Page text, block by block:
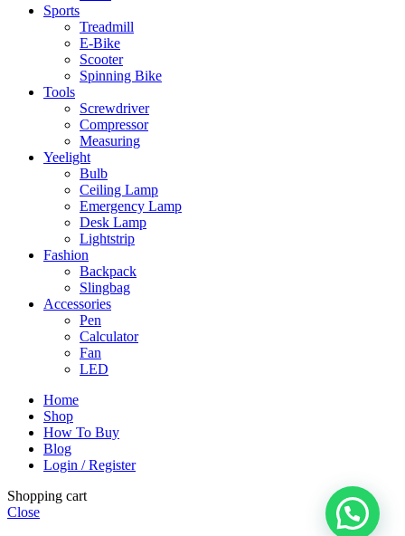
Sports
Treadmill
E-Bike
Scooter
Spinning Bike
Tools
Screwdriver
Compressor
Measuring
Yeelight
Bulb
Ceiling Lamp
Emergency Lamp
Desk Lamp
Lightstrip
Fashion
Backpack
Slingbag
Accessories
Pen
Calculator
Fan
LED
Home
Shop
How To Buy
Blog
Login / Register
Shopping cart
Close